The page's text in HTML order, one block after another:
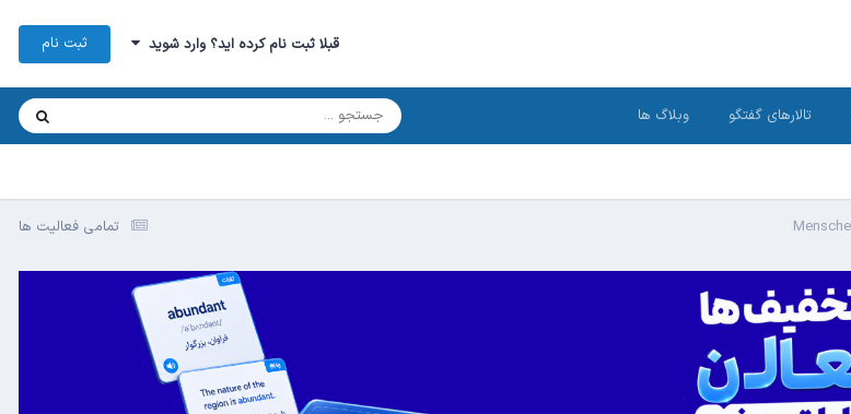
قبلا ثبت نام کرده اید؟ وارد شوید ثبت نام
تالارهای گفتگو وبلاگ ها
تمامی فعالیت ها